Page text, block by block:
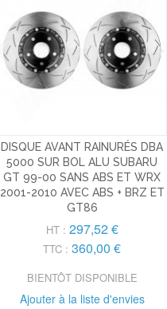
DISQUE AVANT RAINURÉS DBA
5000 SUR BOL ALU SUBARU
GT 99-00 SANS ABS ET WRX
2001-2010 AVEC ABS + BRZ ET
GT86
HT : 297,52 €
TTC : 360,00 €
BIENTÔT DISPONIBLE
Ajouter à la liste d'envies